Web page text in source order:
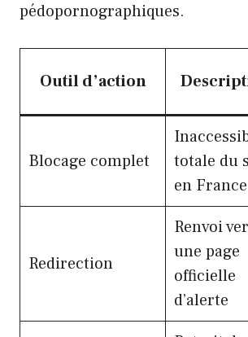
pédopornographiques.
Outil d’action
Blocage complet
totale du
en France
Redirection
Renvoi
une page
officielle
d’alerte